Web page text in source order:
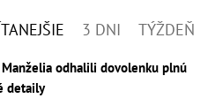
3 DNI TÝŽDEŇ
Manželia odhalili dovolenku plnú
detaily